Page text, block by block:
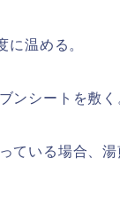
に温める。
ンシートを敷く
ている場合、